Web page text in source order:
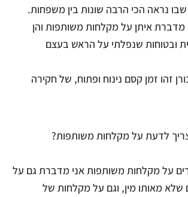
נראה הכי הרבה שונות בין משפחות.
איתן על מקלחות משותפות והן
ובטוחות שנפלתי על הראש בעצם
זהו זמן קסם נינוח ופתוח, של חקירה
לדעת על מקלחות משותפות?
על מקלחות משותפות אני מדברת גם על
מאותו מין, וגם על מקלחות של